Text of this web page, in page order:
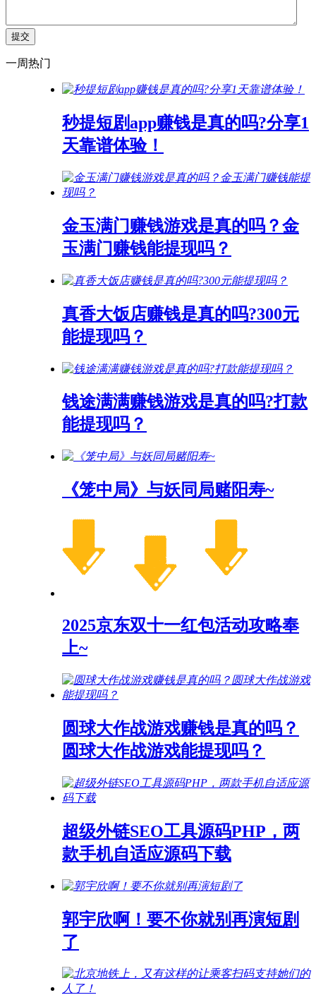
一周热门
秒提短剧app赚钱是真的吗?分享1
天靠谱体验！
金玉满门赚钱游戏是真的吗？金
玉满门赚钱能提现吗？
真香大饭店赚钱是真的吗?300元
能提现吗？
钱途满满赚钱游戏是真的吗?打款
能提现吗？
《笼中局》与妖同局赌阳寿~
2025京东双十一红包活动攻略奉
上~
圆球大作战游戏赚钱是真的吗？
圆球大作战游戏能提现吗？
超级外链SEO工具源码PHP，两
款手机自适应源码下载
郭宇欣啊！要不你就别再演短剧
了